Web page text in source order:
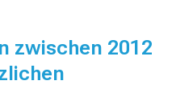
zwischen 2012